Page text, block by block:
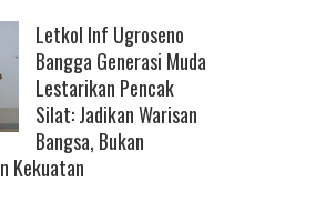
Letkol Inf Ugroseno
Bangga Generasi Muda
Lestarikan Pencak
Silat: Jadikan Warisan
Bangsa, Bukan
Kekuatan